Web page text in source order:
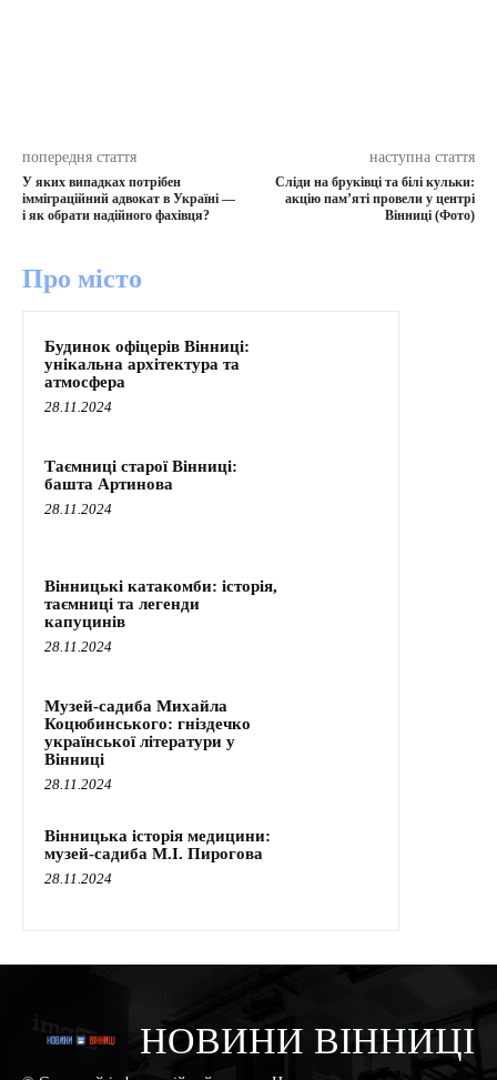
попередня стаття
У яких випадках потрібен
імміграційний адвокат в Україні —
і як обрати надійного фахівця?
наступна стаття
Сліди на бруківці та білі кульки:
акцію пам’яті провели у центрі
Вінниці (Фото)
Про місто
Будинок офіцерів Вінниці:
унікальна архітектура та
атмосфера
28.11.2024
Таємниці старої Вінниці:
башта Артинова
28.11.2024
Вінницькі катакомби: історія,
таємниці та легенди
капуцинів
28.11.2024
Музей-садиба Михайла
Коцюбинського: гніздечко
української літератури у
Вінниці
28.11.2024
Вінницька історія медицини:
музей-садиба М.І. Пирогова
28.11.2024
НОВИНИ ВІННИЦІ